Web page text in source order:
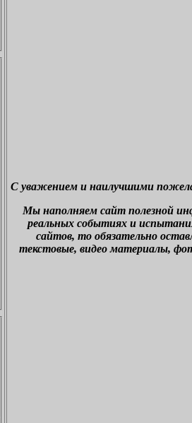
С уважением и наилучшими
Мы наполняем сайт полезной
реальных событиях и
сайтов, то обязательно
текстовые, видео материалы,